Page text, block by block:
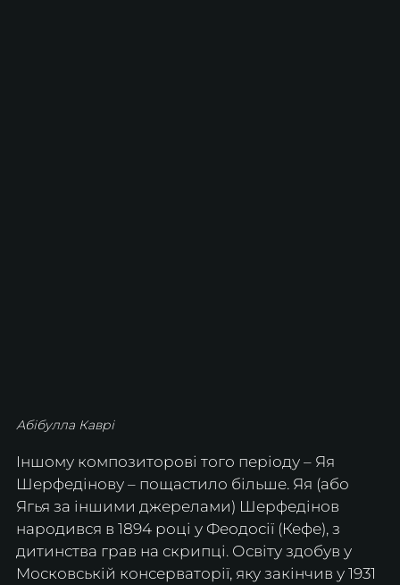
Абібулла Каврі
Іншому композиторові того періоду – Яя
Шерфедінову – пощастило більше. Яя (або
Ягья за іншими джерелами) Шерфедінов
народився в 1894 році у Феодосії (Кефе), з
дитинства грав на скрипці. Освіту здобув у
Московській консерваторії, яку закінчив у 1931